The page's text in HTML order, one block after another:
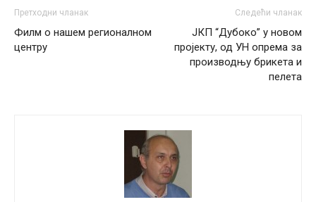
Претходни чланак
Филм о нашем регионалном
центру
Следећи чланак
ЈКП “Дубоко” у новом
пројекту, од УН опрема за
производњу брикета и
пелета